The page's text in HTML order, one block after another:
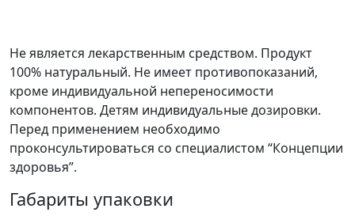
Не является лекарственным средством. Продукт
100% натуральный. Не имеет противопоказаний,
кроме индивидуальной непереносимости
компонентов. Детям индивидуальные дозировки.
Перед применением необходимо
проконсультироваться со специалистом “Концепции
здоровья”.
Габариты упаковки